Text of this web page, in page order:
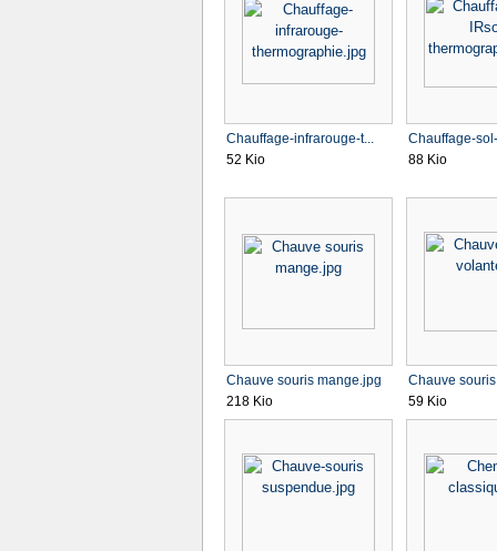
Chauffage-infrarouge-t...
52 Kio
Chauffage-
88 Kio
Chauve souris mange.jpg
218 Kio
Chauve
59 Kio